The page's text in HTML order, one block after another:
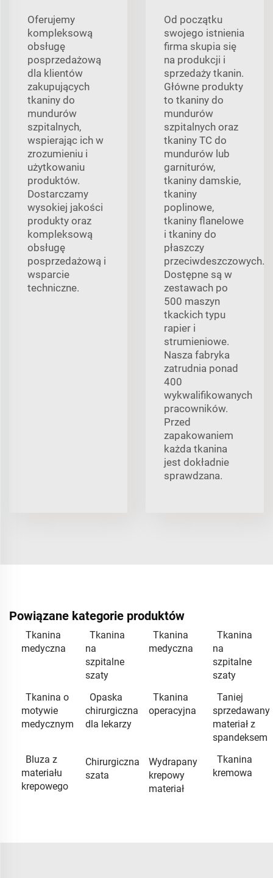
Oferujemy
kompleksową
obsługę
posprzedażową
dla klientów
zakupujących
tkaniny do
mundurów
szpitalnych,
wspierając ich w
zrozumieniu i
użytkowaniu
produktów.
Dostarczamy
wysokiej jakości
produkty oraz
kompleksową
obsługę
posprzedażową i
wsparcie
techniczne.
Od początku
swojego istnienia
firma skupia się
na produkcji i
sprzedaży tkanin.
Główne produkty
to tkaniny do
mundurów
szpitalnych oraz
tkaniny TC do
mundurów lub
garniturów,
tkaniny damskie,
tkaniny
poplinowe,
tkaniny flanelowe
i tkaniny do
płaszczy
przeciwdeszczowych.
Dostępne są w
zestawach po
500 maszyn
tkackich typu
rapier i
strumieniowe.
Nasza fabryka
zatrudnia ponad
400
wykwalifikowanych
pracowników.
Przed
zapakowaniem
każda tkanina
jest dokładnie
sprawdzana.
Powiązane kategorie produktów
Tkanina
medyczna
Tkanina
na
szpitalne
szaty
Tkanina
medyczna
Tkanina
na
szpitalne
szaty
Tkanina o
motywie
medycznym
Opaska
chirurgiczna
dla lekarzy
Tkanina
operacyjna
Taniej
sprzedawany
materiał z
spandeksem
Bluza z
materiału
krepowego
Chirurgiczna
szata
Wydrapany
krepowy
materiał
Tkanina
kremowa